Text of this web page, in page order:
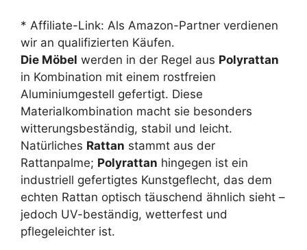
* Affiliate-Link: Als Amazon-Partner verdienen
wir an qualifizierten Käufen.
Die Möbel werden in der Regel aus Polyrattan
in Kombination mit einem rostfreien
Aluminiumgestell gefertigt. Diese
Materialkombination macht sie besonders
witterungsbeständig, stabil und leicht.
Natürliches Rattan stammt aus der
Rattanpalme; Polyrattan hingegen ist ein
industriell gefertigtes Kunstgeflecht, das dem
echten Rattan optisch täuschend ähnlich sieht –
jedoch UV-beständig, wetterfest und
pflegeleichter ist.